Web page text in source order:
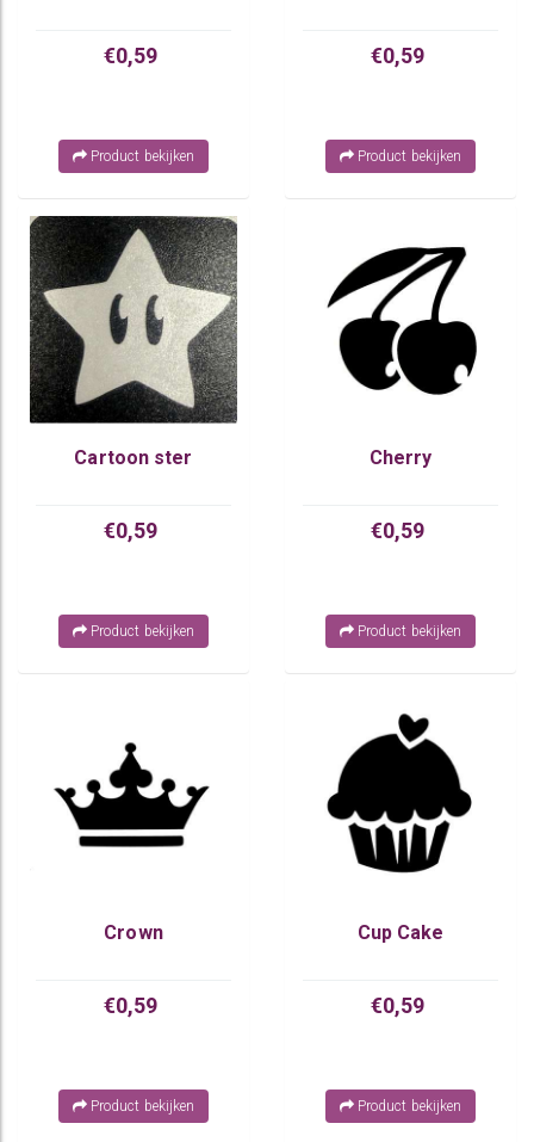
€0,59
Product bekijken
€0,59
Product bekijken
Cartoon ster
€0,59
Product bekijken
Cherry
€0,59
Product bekijken
Crown
€0,59
Product bekijken
Cup Cake
€0,59
Product bekijken